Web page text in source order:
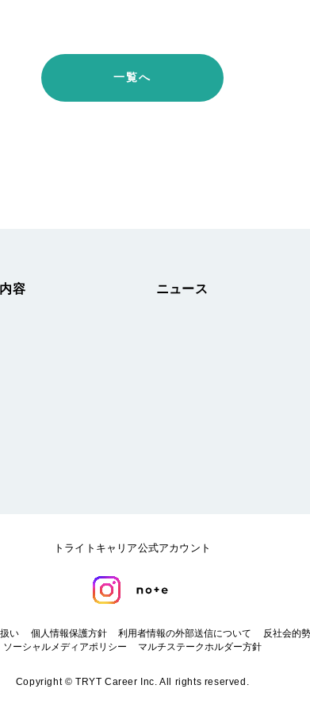
一覧へ
容 ニュース
トライトキャリア公式アカウント
い 個人情報保護方針 利用者情報の外部送信について
反社会的
ソーシャルメディアポリシー
マルチステークホルダー方針
Copyright © TRYT Career Inc. All rights reserved.